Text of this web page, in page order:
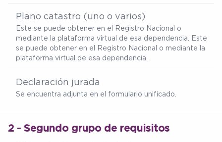
Plano catastro (uno o varios)
Este se puede obtener en el Registro Nacional o
mediante la plataforma virtual de esa dependencia. Este
se puede obtener en el Registro Nacional o mediante la
plataforma virtual de esa dependencia.
Declaración jurada
Se encuentra adjunta en el formulario unificado.
2 - Segundo grupo de requisitos